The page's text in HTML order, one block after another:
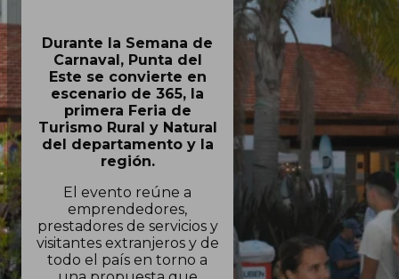
Durante la Semana de
Carnaval, Punta del
Este se convierte en
escenario de 365, la
primera Feria de
Turismo Rural y Natural
del departamento y la
región.
El evento reúne a
emprendedores,
prestadores de servicios y
visitantes extranjeros y de
todo el país en torno a